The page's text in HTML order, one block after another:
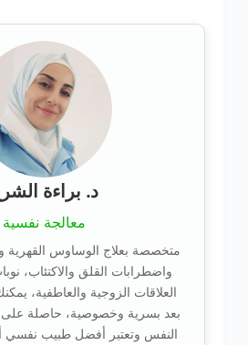
د. براءة
معالجة نفسية
متخصصة بعلاج الوساوس القهرية
واضطرابات القلق والاكتئاب،
العلاقات الزوجية والعاطفية،
بعد بسرية وخصوصية، حاصلة
النفس وتعتبر أفضل طبيب نفسي